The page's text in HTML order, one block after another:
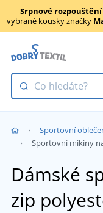
Srpnové rozpouštění
vybrané kousky značky
Sportovní
Sportovní mikiny
Dámské
zip